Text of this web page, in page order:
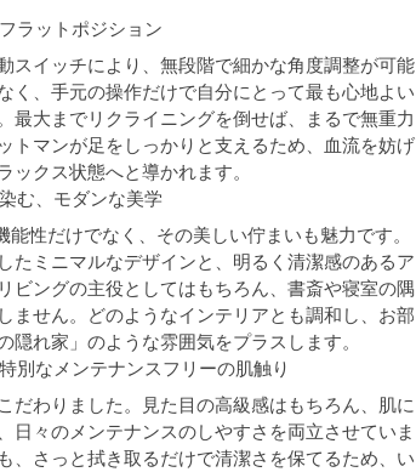
ラットポジション
スイッチにより、無段階で細かな角度調整が可能
く、手元の操作だけで自分にとって最も心地よい
最大までリクライニングを倒せば、まるで無重力
トマンが足をしっかりと支えるため、血流を妨げ
ックス状態へと導かれます。
む、モダンな美学
能性だけでなく、その美しい佇まいも魅力です。
たミニマルなデザインと、明るく清潔感のあるア
ビングの主役としてはもちろん、書斎や寝室の隅
ません。どのようなインテリアとも調和し、お部
隠れ家」のような雰囲気をプラスします。
別なメンテナンスフリーの肌触り
だわりました。見た目の高級感はもちろん、肌に
日々のメンテナンスのしやすさを両立させていま
、さっと拭き取るだけで清潔さを保てるため、い